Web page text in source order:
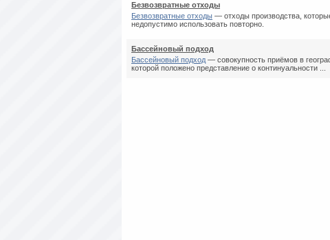
Безвозвратные отходы
Безвозвратные отходы — отходы производства,
недопустимо использовать повторно.
Бассейновый подход
Бассейновый подход — совокупность приёмов в
которой положено представление о континуальности ...